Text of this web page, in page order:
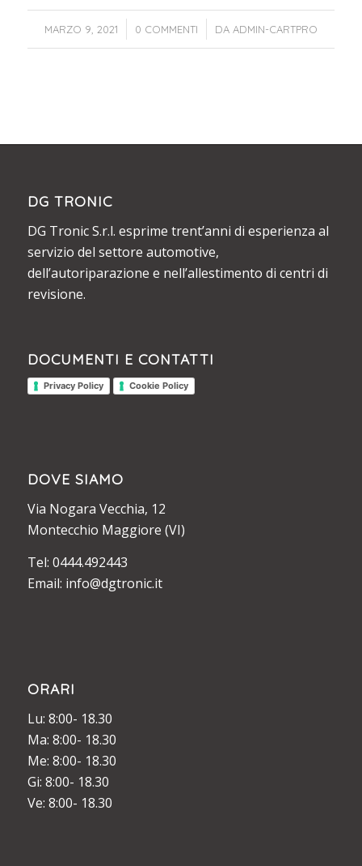
MARZO 9, 2021
/ 0 COMMENTI
/ DA ADMIN-CARTPRO
DG TRONIC
DG Tronic S.r.l. esprime trent’anni di esperienza al
servizio del settore automotive,
dell’autoriparazione e nell’allestimento di centri di
revisione.
DOCUMENTI E CONTATTI
Privacy Policy Cookie Policy
DOVE SIAMO
Via Nogara Vecchia, 12
Montecchio Maggiore (VI)
Tel: 0444.492443
Email: info@dgtronic.it
ORARI
Lu: 8:00- 18.30
Ma: 8:00- 18.30
Me: 8:00- 18.30
Gi: 8:00- 18.30
Ve: 8:00- 18.30